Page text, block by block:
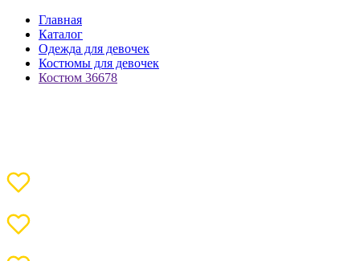
Главная
Каталог
Одежда для девочек
Костюмы для девочек
Костюм 36678